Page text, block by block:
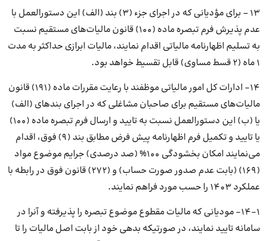
۱۳ – برای مؤدیانی که در اجرای جزء (۳) بند (الف) این دستورالعمل با
عدم پذیرش فرم تبصره ماده (۱۰۰) قانون مالیات‌های مستقیم نسبت
به تسلیم اظهارنامه مالیاتی اقدام نمایند، مالیات ابرازی حداکثر به مدت
۱ ماه (۲ قسط مساوی) قابل تقسیط خواهد بود.
۱۴- ادارات کل امور مالیاتی موظفند با رعایت مقررات ماده (۱۹۱) قانون
مالیات‌های مستقیم برای صاحبان مشاغلی که در اجرای بندهای (الف)
یا (ب) این دستورالعمل نسبت به تایید و ارسال فرم تبصره ماده (۱۰۰)
یا تایید و تکمیل فرم اظهارنامه پیش فرض مطابق بند (۹) فوق، اقدام
می‌نمایند امکان بخشودگی ۱۰۰% (صد درصدی) جرایم موضوع مواد
(۱۶۹) (بابت عدم صدور صورت حساب) و (۲۷۲) قانون فوق در رابطه با
عملکرد ۱۴۰۳ را حسب مورد فراهم نمایند.
۱۴-۱- مودیانی که مالیات مقطوع موضوع تبصره را پذیرفته و آنرا در
سامانه تایید نمایند، در صورتیکه بدهی خود از بابت اصل مالیات را تا